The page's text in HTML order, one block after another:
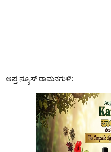
ಆಪ್ತ ನ್ಯೂಸ್ ರಾಮನಗುಳಿ: